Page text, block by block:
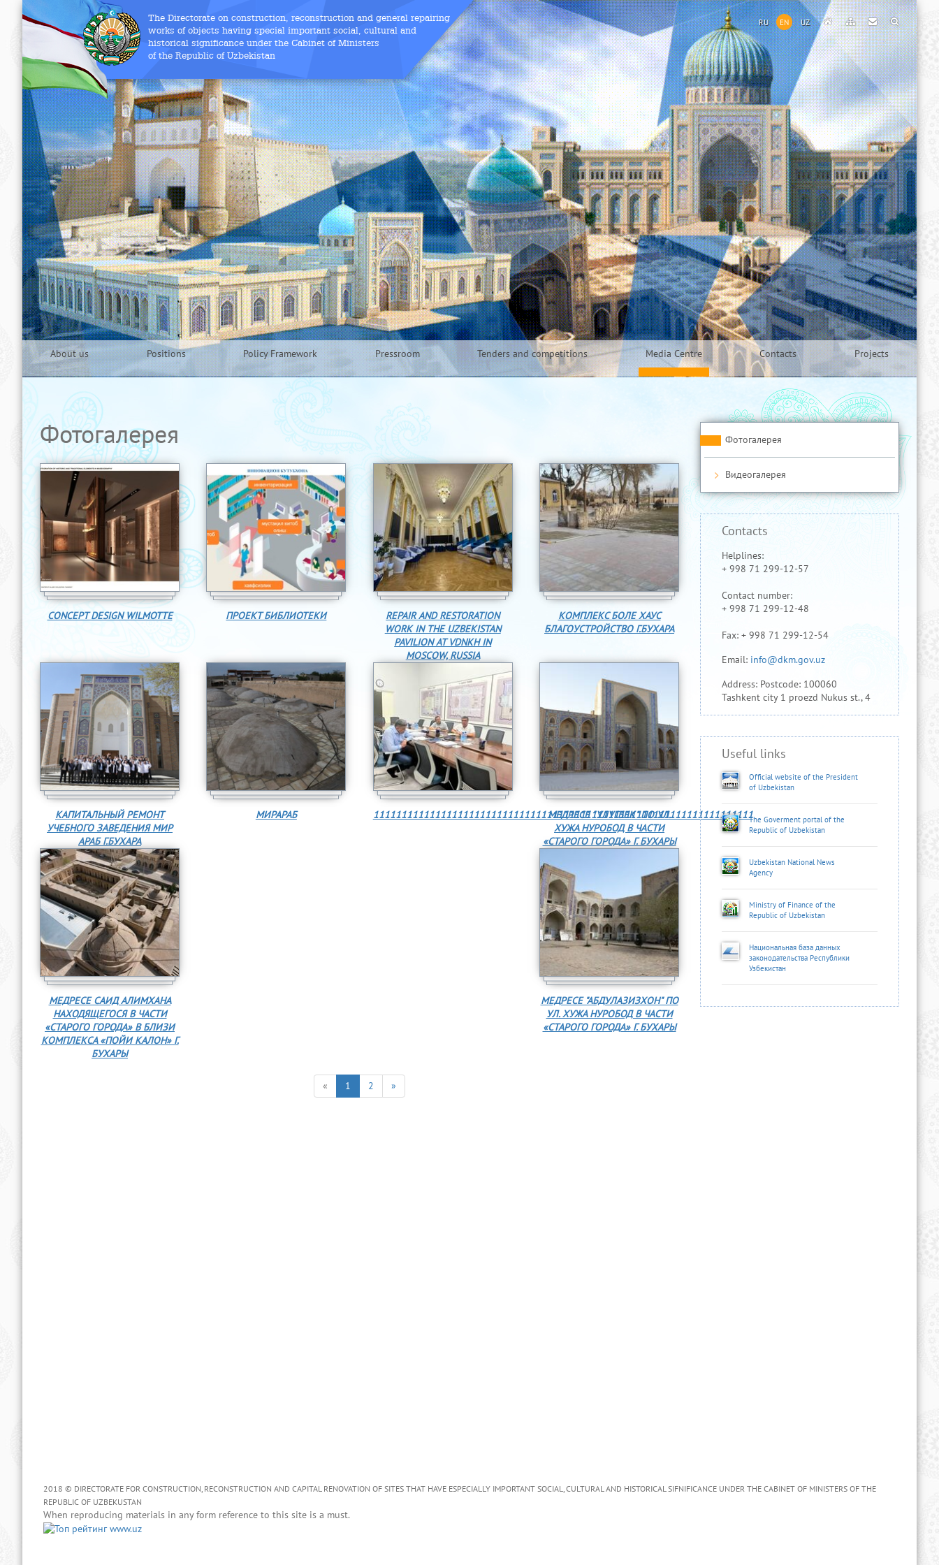
RU EN UZ
The Directorate on construction, reconstruction and general repairing
works of objects having special important social, cultural and
historical significance under the Cabinet of Ministers
of the Republic of Uzbekistan
About us Positions Policy Framework Pressroom Tenders and competitions Media Centre Contacts Projects
Фотогалерея
CONCEPT DESIGN WILMOTTE ПРОЕКТ БИБЛИОТЕКИ
REPAIR AND RESTORATION
WORK IN THE UZBEKISTAN
PAVILION AT VDNKH IN
MOSCOW, RUSSIA
КОМПЛЕКС БОЛЕ ХАУС
БЛАГОУСТРОЙСТВО Г.БУХАРА
КАПИТАЛЬНЫЙ РЕМОНТ
УЧЕБНОГО ЗАВЕДЕНИЯ МИР
АРАБ Г.БУХАРА
МИРАРАБ 11111111111111111111111111111111111111111111111111111111111111111111
МЕДРЕСЕ "УЛУГБЕК" ПО УЛ.
ХУЖА НУРОБОД В ЧАСТИ
«СТАРОГО ГОРОДА» Г. БУХАРЫ
МЕДРЕСЕ САИД АЛИМХАНА
НАХОДЯЩЕГОСЯ В ЧАСТИ
«СТАРОГО ГОРОДА» В БЛИЗИ
КОМПЛЕКСА «ПОЙИ КАЛОН» Г.
БУХАРЫ
МЕДРЕСЕ "АБДУЛАЗИЗХОН" ПО
УЛ. ХУЖА НУРОБОД В ЧАСТИ
«СТАРОГО ГОРОДА» Г. БУХАРЫ
« 1 2 »
Фотогалерея
Видеогалерея
Contacts
Helplines:
+ 998 71 299-12-57
Contact number:
+ 998 71 299-12-48
Fax: + 998 71 299-12-54
Email: info@dkm.gov.uz
Address: Postcode: 100060
Tashkent city 1 proezd Nukus st., 4
Useful links
Official website of the President
of Uzbekistan
The Goverment portal of the
Republic of Uzbekistan
Uzbekistan National News
Agency
Ministry of Finance of the
Republic of Uzbekistan
Национальная база данных
законодательства Республики
Узбекистан
2018 © DIRECTORATE FOR CONSTRUCTION, RECONSTRUCTION AND CAPITAL RENOVATION OF SITES THAT HAVE ESPECIALLY IMPORTANT SOCIAL, CULTURAL AND HISTORICAL SIFNIFICANCE UNDER THE CABINET OF MINISTERS OF THE
REPUBLIC OF UZBEKUSTAN
When reproducing materials in any form reference to this site is a must.